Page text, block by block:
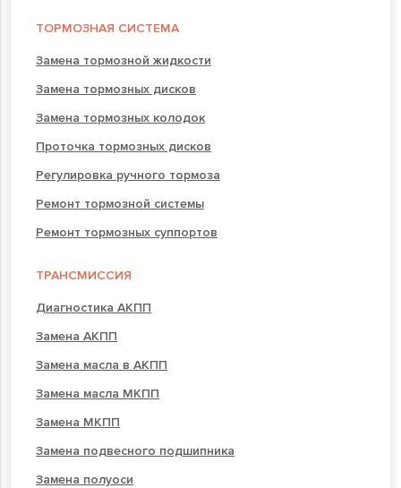
ТОРМОЗНАЯ СИСТЕМА
Замена тормозной жидкости
Замена тормозных дисков
Замена тормозных колодок
Проточка тормозных дисков
Регулировка ручного тормоза
Ремонт тормозной системы
Ремонт тормозных суппортов
ТРАНСМИССИЯ
Диагностика АКПП
Замена АКПП
Замена масла в АКПП
Замена масла МКПП
Замена МКПП
Замена подвесного подшипника
Замена полуоси